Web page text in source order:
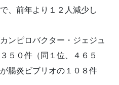
、前年より１２人減少し
ンピロバクター・ジェジュ
５０件（同１位、４６５
腸炎ビブリオの１０８件